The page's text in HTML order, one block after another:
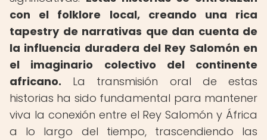
con el folklore local, creando una rica
tapestry de narrativas que dan cuenta de
la influencia duradera del Rey Salomón en
el imaginario colectivo del continente
africano. La transmisión oral de estas
historias ha sido fundamental para mantener
viva la conexión entre el Rey Salomón y África
a lo largo del tiempo, trascendiendo las